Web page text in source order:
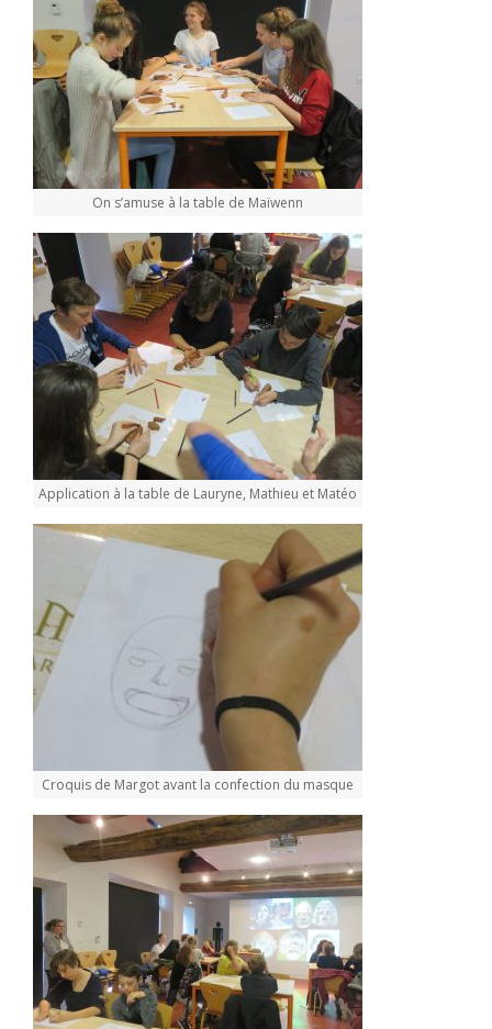
On s’amuse à la table de Maïwenn
Application à la table de Lauryne, Mathieu et Matéo
Croquis de Margot avant la confection du masque